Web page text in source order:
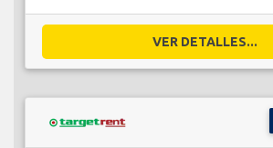
VER DETALLES...